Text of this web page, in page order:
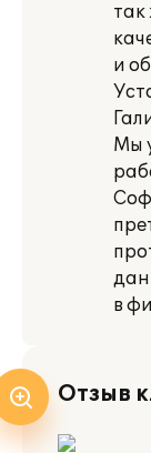
и
Мы
в
Отзыв